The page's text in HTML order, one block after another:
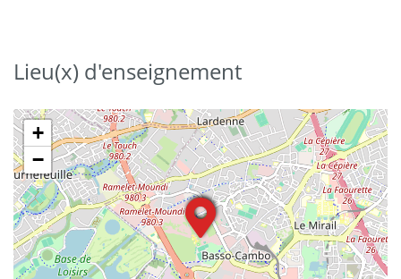
Lieu(x) d'enseignement
+
−